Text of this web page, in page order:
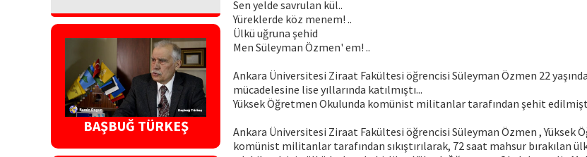
BAŞBUĞ TÜRKEŞ
Sen yelde savrulan kül..
Yüreklerde köz menem! ..
Ülkü uğruna şehid
Men Süleyman Özmen' em! ..
Ankara Üniversitesi Ziraat Fakültesi öğrencisi Süleyman Özmen 22
mücadelesine lise yıllarında katılmıştı...
Yüksek Öğretmen Okulunda komünist militanlar tarafından şehit
Ankara Üniversitesi Ziraat Fakültesi öğrencisi Süleyman Özmen , Yüksek
komünist militanlar tarafından sıkıştırılarak, 72 saat mahsur bırakılan